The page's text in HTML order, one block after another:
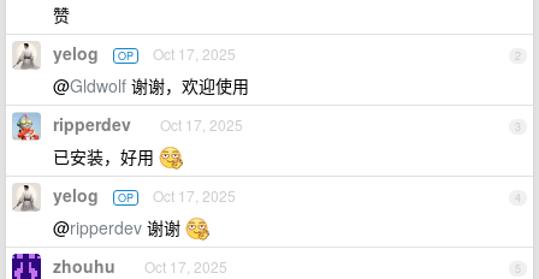
赞
2
yelog OP Oct 17, 2025
@Gldwolf 谢谢，欢迎使用
3
ripperdev Oct 17, 2025
已安装，好用
4
yelog OP Oct 17, 2025
@ripperdev 谢谢
5
zhouhu Oct 17, 2025